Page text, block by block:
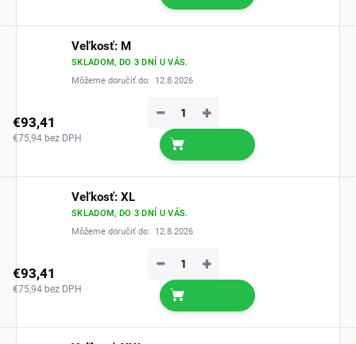
Veľkosť: M
SKLADOM, DO 3 DNÍ U VÁS.
Môžeme doručiť do:
12.8.2026
€93,41
€75,94 bez DPH
+
−
Veľkosť: XL
SKLADOM, DO 3 DNÍ U VÁS.
Môžeme doručiť do:
12.8.2026
€93,41
€75,94 bez DPH
+
−